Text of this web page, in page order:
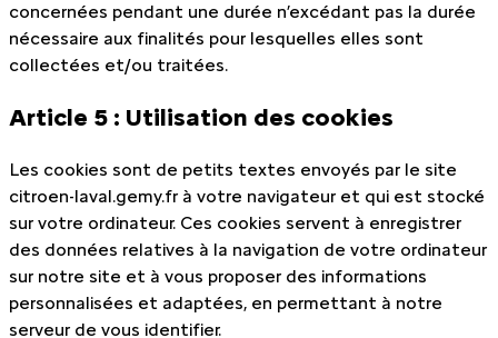
concernées pendant une durée n’excédant pas la durée
nécessaire aux finalités pour lesquelles elles sont
collectées et/ou traitées.
Article 5 : Utilisation des cookies
Les cookies sont de petits textes envoyés par le site
citroen-laval.gemy.fr à votre navigateur et qui est stocké
sur votre ordinateur. Ces cookies servent à enregistrer
des données relatives à la navigation de votre ordinateur
sur notre site et à vous proposer des informations
personnalisées et adaptées, en permettant à notre
serveur de vous identifier.